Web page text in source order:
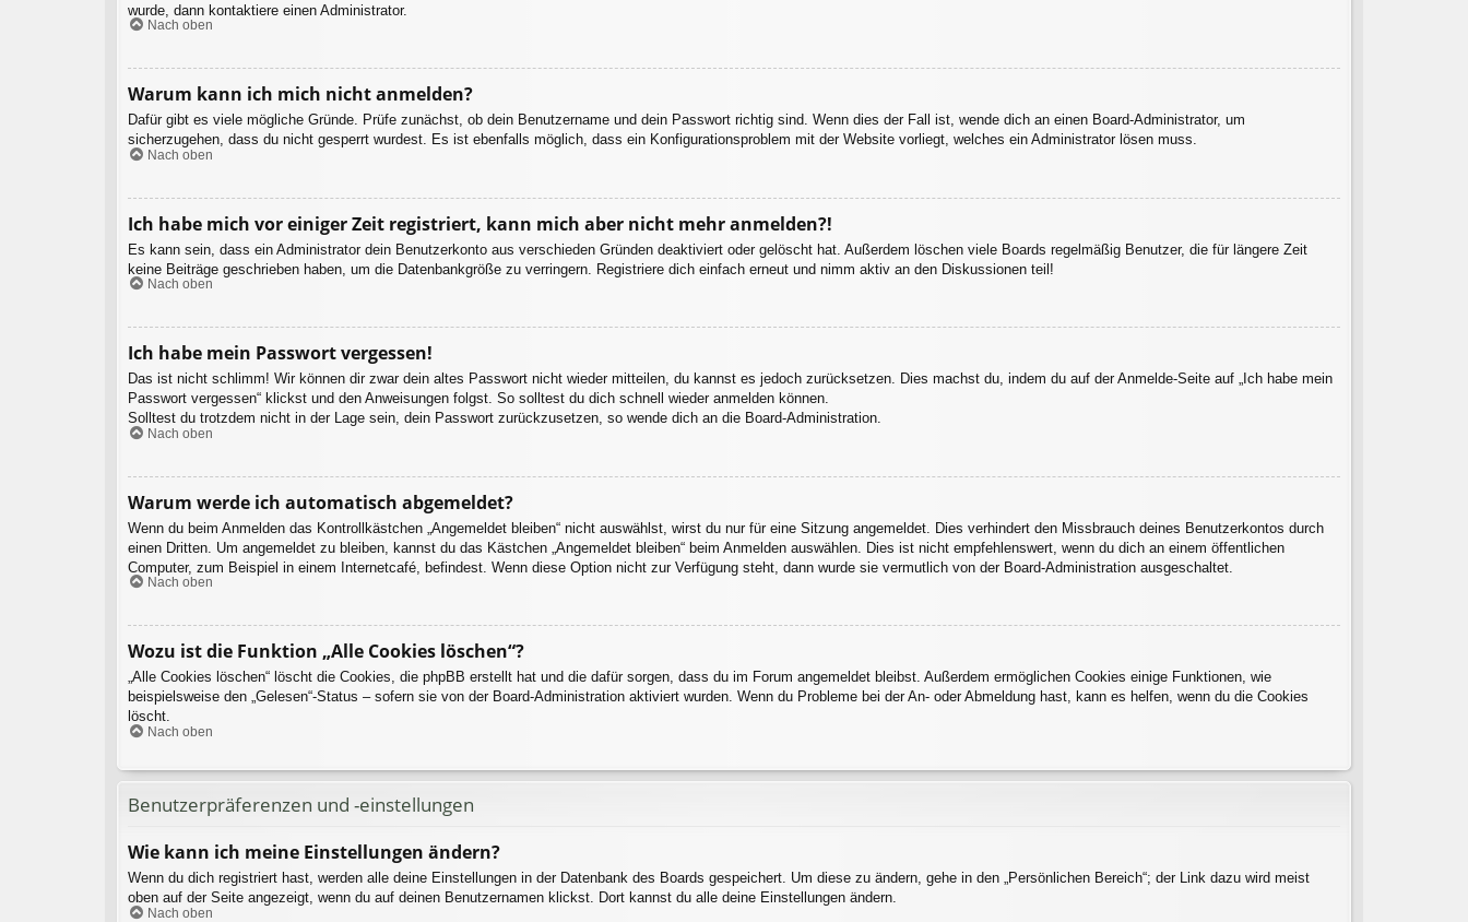
wurde, dann kontaktiere einen Administrator.
Nach oben
Warum kann ich mich nicht anmelden?
Dafür gibt es viele mögliche Gründe. Prüfe zunächst, ob dein Benutzername und dein Passwort richtig sind. Wenn dies der Fall ist, wende dich an einen Board-Administrator, um
sicherzugehen, dass du nicht gesperrt wurdest. Es ist ebenfalls möglich, dass ein Konfigurationsproblem mit der Website vorliegt, welches ein Administrator lösen muss.
Nach oben
Ich habe mich vor einiger Zeit registriert, kann mich aber nicht mehr anmelden?!
Es kann sein, dass ein Administrator dein Benutzerkonto aus verschieden Gründen deaktiviert oder gelöscht hat. Außerdem löschen viele Boards regelmäßig Benutzer, die für längere Zeit
keine Beiträge geschrieben haben, um die Datenbankgröße zu verringern. Registriere dich einfach erneut und nimm aktiv an den Diskussionen teil!
Nach oben
Ich habe mein Passwort vergessen!
Das ist nicht schlimm! Wir können dir zwar dein altes Passwort nicht wieder mitteilen, du kannst es jedoch zurücksetzen. Dies machst du, indem du auf der Anmelde-Seite auf „Ich habe mein
Passwort vergessen“ klickst und den Anweisungen folgst. So solltest du dich schnell wieder anmelden können.
Solltest du trotzdem nicht in der Lage sein, dein Passwort zurückzusetzen, so wende dich an die Board-Administration.
Nach oben
Warum werde ich automatisch abgemeldet?
Wenn du beim Anmelden das Kontrollkästchen „Angemeldet bleiben“ nicht auswählst, wirst du nur für eine Sitzung angemeldet. Dies verhindert den Missbrauch deines Benutzerkontos durch
einen Dritten. Um angemeldet zu bleiben, kannst du das Kästchen „Angemeldet bleiben“ beim Anmelden auswählen. Dies ist nicht empfehlenswert, wenn du dich an einem öffentlichen
Computer, zum Beispiel in einem Internetcafé, befindest. Wenn diese Option nicht zur Verfügung steht, dann wurde sie vermutlich von der Board-Administration ausgeschaltet.
Nach oben
Wozu ist die Funktion „Alle Cookies löschen“?
„Alle Cookies löschen“ löscht die Cookies, die phpBB erstellt hat und die dafür sorgen, dass du im Forum angemeldet bleibst. Außerdem ermöglichen Cookies einige Funktionen, wie
beispielsweise den „Gelesen“-Status – sofern sie von der Board-Administration aktiviert wurden. Wenn du Probleme bei der An- oder Abmeldung hast, kann es helfen, wenn du die Cookies
löscht.
Nach oben
Benutzerpräferenzen und -einstellungen
Wie kann ich meine Einstellungen ändern?
Wenn du dich registriert hast, werden alle deine Einstellungen in der Datenbank des Boards gespeichert. Um diese zu ändern, gehe in den „Persönlichen Bereich“; der Link dazu wird meist
oben auf der Seite angezeigt, wenn du auf deinen Benutzernamen klickst. Dort kannst du alle deine Einstellungen ändern.
Nach oben